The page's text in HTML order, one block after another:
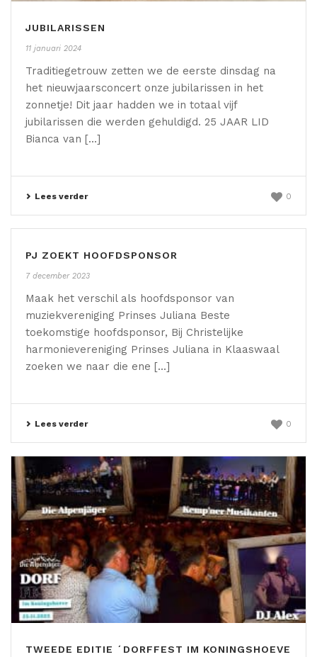
JUBILARISSEN
11 januari 2024
Traditiegetrouw zetten we de eerste dinsdag na
het nieuwjaarsconcert onze jubilarissen in het
zonnetje! Dit jaar hadden we in totaal vijf
jubilarissen die werden gehuldigd. 25 JAAR LID
Bianca van [...]
Lees verder 0
PJ ZOEKT HOOFDSPONSOR
7 december 2023
Maak het verschil als hoofdsponsor van
muziekvereniging Prinses Juliana Beste
toekomstige hoofdsponsor, Bij Christelijke
harmonievereniging Prinses Juliana in Klaaswaal
zoeken we naar die ene [...]
Lees verder 0
TWEEDE EDITIE ´DORFFEST IM KONINGSHOEVE